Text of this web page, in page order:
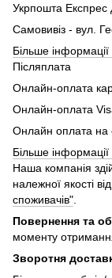
Укрпошта Експрес
Самовивіз - вул.
Більше
Післяплата
Онлайн-оплата
Онлайн-оплата
Онлайн оплата на
Більше
Наша компанія
належної якості
споживачів"
Повернення та
моменту
Зворотня